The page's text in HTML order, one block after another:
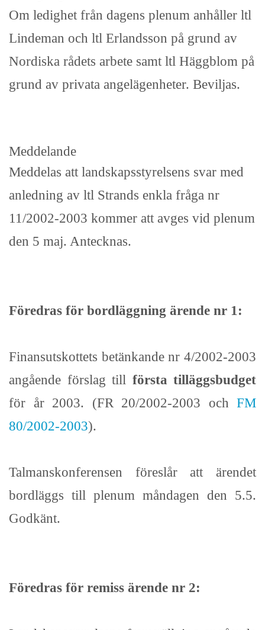
Om ledighet från dagens plenum anhåller ltl
Lindeman och ltl Erlandsson på grund av
Nordiska rådets arbete samt ltl Häggblom på
grund av privata angelägenheter. Beviljas.
Meddelande
Meddelas att landskapsstyrelsens svar med
anledning av ltl Strands enkla fråga nr
11/2002-2003 kommer att avges vid plenum
den 5 maj. Antecknas.
Föredras för bordläggning ärende nr 1:
Finansutskottets betänkande nr 4/2002-2003
angående förslag till första tilläggsbudget
för år 2003. (FR 20/2002-2003 och FM
80/2002-2003).
Talmanskonferensen föreslår att ärendet
bordläggs till plenum måndagen den 5.5.
Godkänt.
Föredras för remiss ärende nr 2: